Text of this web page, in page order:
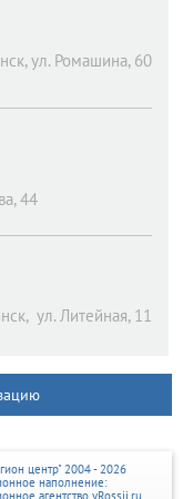
ул. Ромашина, 60
44
ул. Литейная, 11
центр" 2004 - 2026
наполнение:
агентство vRossii.ru